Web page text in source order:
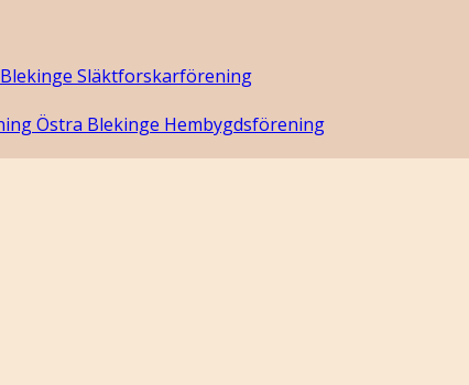
Blekinge Släktforskarförening
Östra Blekinge Hembygdsförening